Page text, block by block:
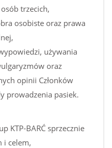
trzecich,
osobiste oraz prawa
używania
oraz
opinii Członków
prowadzenia pasiek.
KTP-BARĆ sprzecznie
i celem,